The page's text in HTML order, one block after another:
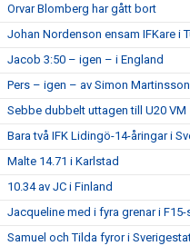
Orvar Blomberg har gått bort
Johan Nordenson ensam IFKare i
Jacob 3:50 – igen – i England
Pers – igen – av Simon Martinsson
Sebbe dubbelt uttagen till U20 VM
Bara två IFK Lidingö-14-åringar i
Malte 14.71 i Karlstad
10.34 av JC i Finland
Jacqueline med i fyra grenar i
Samuel och Tilda fyror i